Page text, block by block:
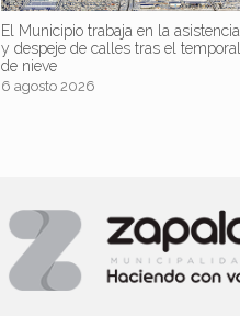
El Municipio trabaja en la asistencia
y despeje de calles tras el temporal
de nieve
6 agosto 2026